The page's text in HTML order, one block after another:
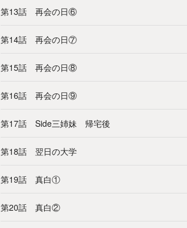
第13話 再会の日⑥
第14話 再会の日⑦
第15話 再会の日⑧
第16話 再会の日⑨
第17話 Side三姉妹 帰宅後
第18話 翌日の大学
第19話 真白①
第20話 真白②